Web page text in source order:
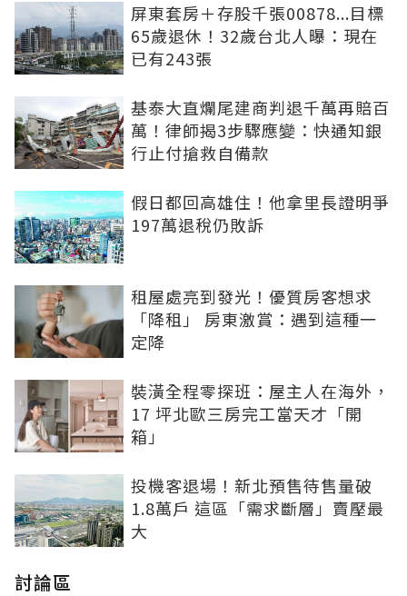
屏東套房＋存股千張00878...目標
65歲退休！32歲台北人曝：現在
已有243張
基泰大直爛尾建商判退千萬再賠百
萬！律師揭3步驟應變：快通知銀
行止付搶救自備款
假日都回高雄住！他拿里長證明爭
197萬退稅仍敗訴
租屋處亮到發光！優質房客想求
「降租」 房東激賞：遇到這種一
定降
裝潢全程零探班：屋主人在海外，
17 坪北歐三房完工當天才「開
箱」
投機客退場！新北預售待售量破
1.8萬戶 這區「需求斷層」賣壓最
大
討論區